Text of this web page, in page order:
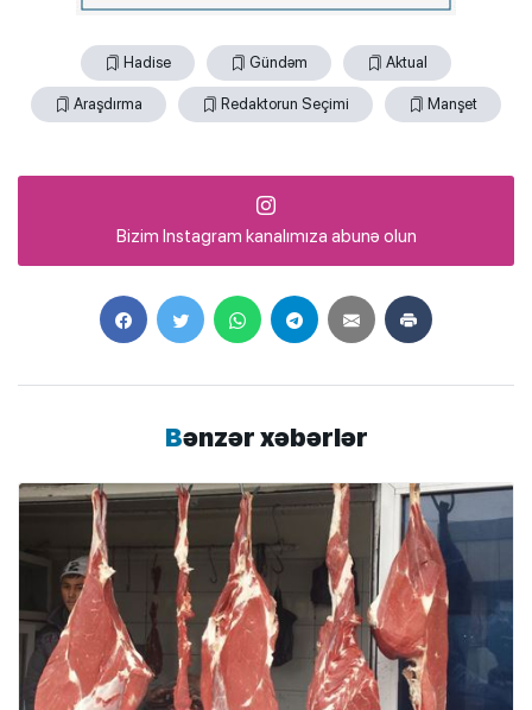
Hadise Gündəm Aktual
Araşdırma Redaktorun Seçimi Manşet
Bizim Instagram kanalımıza abunə olun
Bənzər xəbərlər